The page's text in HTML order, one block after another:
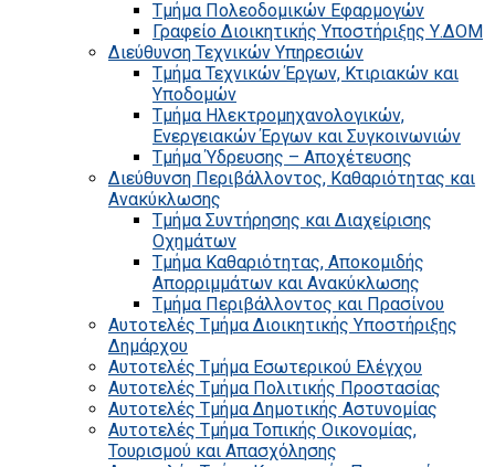
Τμήμα Πολεοδομικών Εφαρμογών
Γραφείο Διοικητικής Υποστήριξης Υ.ΔΟΜ
Διεύθυνση Τεχνικών Υπηρεσιών
Τμήμα Τεχνικών Έργων, Κτιριακών και
Υποδομών
Τμήμα Ηλεκτρομηχανολογικών,
Ενεργειακών Έργων και Συγκοινωνιών
Τμήμα Ύδρευσης – Αποχέτευσης
Διεύθυνση Περιβάλλοντος, Καθαριότητας και
Ανακύκλωσης
Τμήμα Συντήρησης και Διαχείρισης
Οχημάτων
Τμήμα Καθαριότητας, Αποκομιδής
Απορριμμάτων και Ανακύκλωσης
Τμήμα Περιβάλλοντος και Πρασίνου
Αυτοτελές Τμήμα Διοικητικής Υποστήριξης
Δημάρχου
Αυτοτελές Τμήμα Εσωτερικού Ελέγχου
Αυτοτελές Τμήμα Πολιτικής Προστασίας
Αυτοτελές Τμήμα Δημοτικής Αστυνομίας
Αυτοτελές Τμήμα Τοπικής Οικονομίας,
Τουρισμού και Απασχόλησης